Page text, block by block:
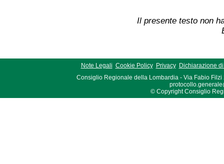
Il presente testo non
Note Legali Cookie Policy Privacy
Dichiarazione
Consiglio Regionale della Lombardia - Via Fabio Filzi
© Copyright Consiglio